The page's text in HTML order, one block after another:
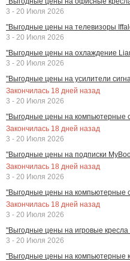
3 - 20 Июля 2026
"Выгодные цены на телевизоры
3 - 20 Июля 2026
"Выгодные цены на охлаждение
3 - 20 Июля 2026
"Выгодные цены на усилители
Закончилась 18 дней назад
3 - 20 Июля 2026
"Выгодные цены на компьютерные
Закончилась 18 дней назад
3 - 20 Июля 2026
"Выгодные цены на подписки
Закончилась 18 дней назад
3 - 20 Июля 2026
"Выгодные цены на компьютерные
Закончилась 18 дней назад
3 - 20 Июля 2026
"Выгодные цены на игровые кресла
3 - 20 Июля 2026
"Выгодные цены на компьютерные